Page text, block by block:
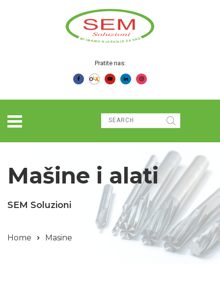
Pratite nas:
Mašine i alati
SEM Soluzioni
Home Masine